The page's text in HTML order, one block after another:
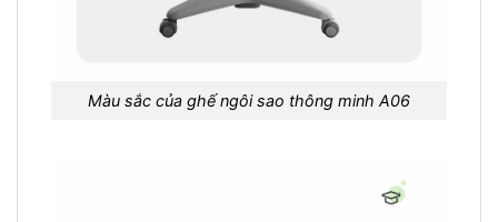
Màu sắc của ghế ngôi sao thông minh A06